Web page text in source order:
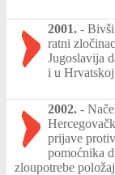
2001. - Bivši
ratni
Jugoslavija
i u
2002. -
prijave
pomoćnika
zloupotrebe